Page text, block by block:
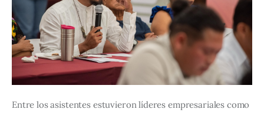
Entre los asistentes estuvieron líderes empresariales como